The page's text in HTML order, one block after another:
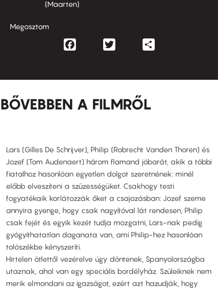
(Maarten)
Megosztom
Facebook
BŐVEBBEN A FILMRŐL
Lars (Gilles De Schrijver), Philip (Robrecht Vanden Thoren) és
Jozef (Tom Audenaert) három flamand jóbarát, akik a többi
fiatalhoz hasonlóan egyetlen dolgot szeretnének: minél
előbb elveszíteni a szüzességüket. Csakhogy testi
fogyatékaik korlátozzák őket a csajozásban: Jozef szeme
annyira gyenge, hogy csak nagyítóval lát rendesen, Philip
csak fejét és egyik kezét tudja mozgatni, Lars-nak pedig
gyógyíthatatlan daganata van, ami Philip-hez hasonlóan
tolószékbe kényszeríti.
Hirtelen ötlettől vezérelve úgy döntenek, Spanyolországba
utaznak, ahol van egy speciális bordélyház. Szüleiknek nem
merik elmondani az igazságot, ezért azt hazudják, hogy